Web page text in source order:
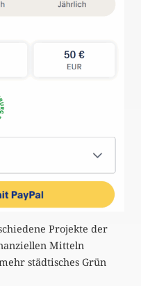
Projekte der
Mitteln
städtisches Grün